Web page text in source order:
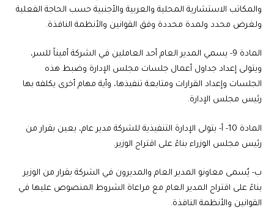
والمكاتب الاستشارية المحلية والعربية والأجنبية حسب الحاجة الفعلية
ولغرض محدد ولمدة محددة وفق القوانين والأنظمة النافذة.
المادة 9-
يسمي المدير العام أحد العاملين في الشركة أميناً للسر،
ويتولى إعداد جداول أعمال جلسات مجلس الإدارة وضبط هذه
الجلسات وإعداد القرارات ومتابعة تنفيذها، وأية مهام أخرى يكلفه بها
رئيس مجلس الإدارة.
المادة 10-
أ- يتولى الإدارة التنفيذية للشركة مدير عام، يعين بقرار من
رئيس مجلس الوزراء بناءً على اقتراح الوزير.
ب- يُسمى معاونو المدير العام والمديرون في الشركة بقرار من الوزير
بناءً على اقتراح المدير العام مع مراعاة الشروط المنصوص عليها في
القوانين والأنظمة النافذة.